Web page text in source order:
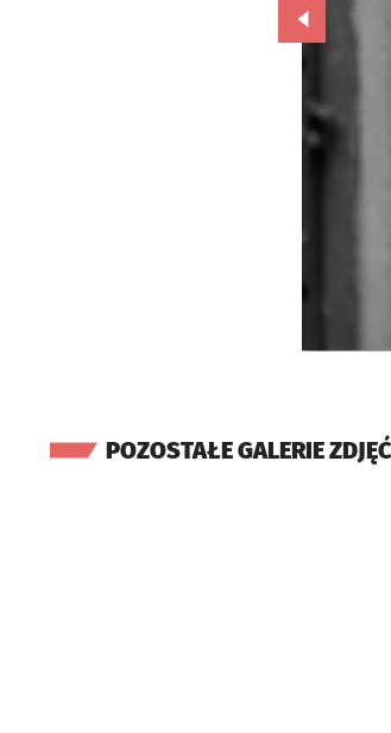
Przejdź
POZOSTAŁE GALERIE ZDJĘĆ